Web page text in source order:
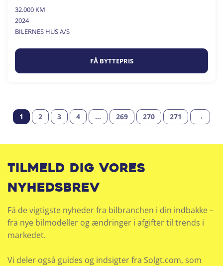
32.000 KM
2024
BILERNES HUS A/S
FÅ BYTTEPRIS
1 2 3 4 … 269 270 271 →
Tilmeld dig vores
nyhedsbrev
Få de vigtigste nyheder fra bilbranchen i din indbakke –
fra nye bilmodeller og ændringer i afgifter til trends i
markedet.
Vi deler også guides og indsigter fra Solgt.com, som